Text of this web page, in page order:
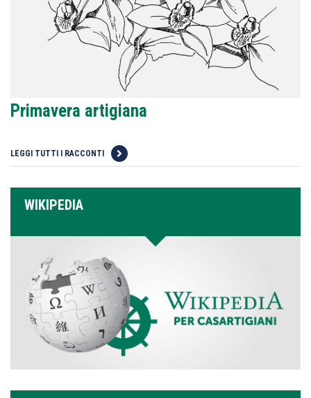
Primavera artigiana
LEGGI TUTTI I RACCONTI
WIKIPEDIA